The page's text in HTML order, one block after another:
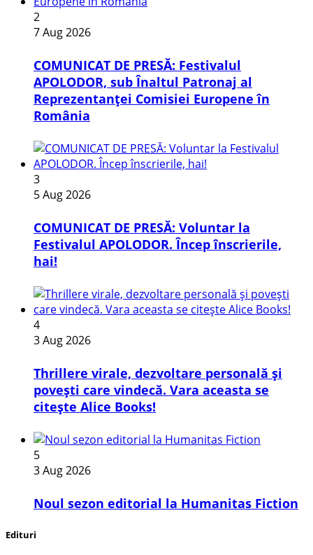
2
7 Aug 2026
COMUNICAT DE PRESĂ: Festivalul
APOLODOR, sub Înaltul Patronaj al
Reprezentanței Comisiei Europene în
România
3
5 Aug 2026
COMUNICAT DE PRESĂ: Voluntar la
Festivalul APOLODOR. Încep înscrierile,
hai!
4
3 Aug 2026
Thrillere virale, dezvoltare personală și
povești care vindecă. Vara aceasta se
citește Alice Books!
5
3 Aug 2026
​Noul sezon editorial la Humanitas Fiction
Edituri